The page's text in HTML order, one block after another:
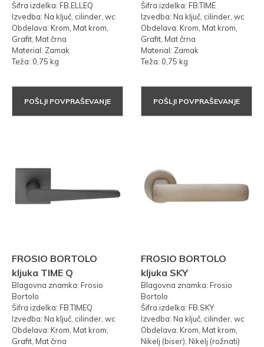
Šifra izdelka: FB.ELLEQ
Izvedba: Na ključ, cilinder, wc
Obdelava: Krom, Mat krom,
Grafit, Mat črna
Material: Zamak
Teža: 0,75 kg
POŠLJI POVPRAŠEVANJE
Šifra izdelka: FB.TIME
Izvedba: Na ključ, cilinder, wc
Obdelava: Krom, Mat krom,
Grafit, Mat črna
Material: Zamak
Teža: 0,75 kg
POŠLJI POVPRAŠEVANJE
FROSIO BORTOLO
kljuka TIME Q
Blagovna znamka: Frosio
Bortolo
Šifra izdelka: FB.TIMEQ
Izvedba: Na ključ, cilinder, wc
Obdelava: Krom, Mat krom,
Grafit, Mat črna
FROSIO BORTOLO
kljuka SKY
Blagovna znamka: Frosio
Bortolo
Šifra izdelka: FB.SKY
Izvedba: Na ključ, cilinder, wc
Obdelava: Krom, Mat krom,
Nikelj (biser), Nikelj (rožnati)